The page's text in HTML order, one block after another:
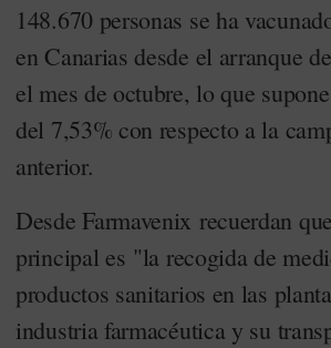
148.670 personas se ha
en Canarias desde el arranque
el mes de octubre, lo que
del 7,53% con respecto a la
anterior.
Desde Farmavenix recuerdan
principal es "la recogida de
productos sanitarios en las
industria farmacéutica y su